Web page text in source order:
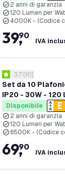
2 anni di garanzia
120 Lumen per
4000K - (Codice
39,
90
IVA
Set da 10
IP20 - 30W -
anni di garanzia
apri il
3.7 stelle di valutazione
3.7 [10]
Disponibile
2 anni di garanzia
120 Lumen per
6500K - (Codice
69,
90
IVA